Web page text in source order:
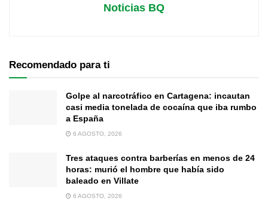
Noticias BQ
Recomendado para ti
Golpe al narcotráfico en Cartagena: incautan
casi media tonelada de cocaína que iba rumbo
a España
6 AGOSTO, 2026
Tres ataques contra barberías en menos de 24
horas: murió el hombre que había sido
baleado en Villate
6 AGOSTO, 2026